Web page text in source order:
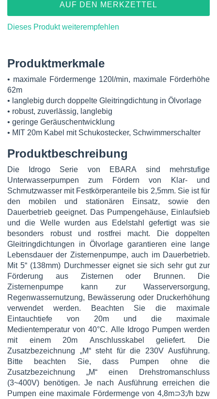
AUF DEN MERKZETTEL
Dieses Produkt weiterempfehlen
Produktmerkmale
• maximale Fördermenge 120l/min, maximale Förderhöhe
62m
• langlebig durch doppelte Gleitringdichtung in Ölvorlage
• robust, zuverlässig, langlebig
• geringe Geräuschentwicklung
• MIT 20m Kabel mit Schukostecker, Schwimmerschalter
Produktbeschreibung
Die Idrogo Serie von EBARA sind mehrstufige
Unterwasserpumpen zum Fördern von Klar- und
Schmutzwasser mit Festkörperanteile bis 2,5mm. Sie ist für
den mobilen und stationären Einsatz, sowie den
Dauerbetrieb geeignet. Das Pumpengehäuse, Einlaufsieb
und die Welle wurden aus Edelstahl gefertigt was sie
besonders robust und rostfrei macht. Die doppelten
Gleitringdichtungen in Ölvorlage garantieren eine lange
Lebensdauer der Zisternenpumpe, auch im Dauerbetrieb.
Mit 5“ (138mm) Durchmesser eignet sie sich sehr gut zur
Förderung aus Zisternen oder Brunnen. Die
Zisternenpumpe kann zur Wasserversorgung,
Regenwassernutzung, Bewässerung oder Druckerhöhung
verwendet werden. Beachten Sie die maximale
Eintauchtiefe von 20m und die maximale
Medientemperatur von 40°C. Alle Idrogo Pumpen werden
mit einem 20m Anschlusskabel geliefert. Die
Zusatzbezeichnung „M“ steht für die 230V Ausführung.
Bitte beachten Sie, dass Pumpen ohne die
Zusatzbezeichnung „M“ einen Drehstromanschluss
(3~400V) benötigen. Je nach Ausführung erreichen die
Pumpen eine maximale Fördermenge von 4,8m⊃3;/h bzw